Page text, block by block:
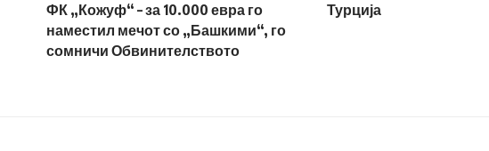
ФК „Кожуф“ – за 10.000 евра го
наместил мечот со „Башкими“, го
сомничи Обвинителството
Турција